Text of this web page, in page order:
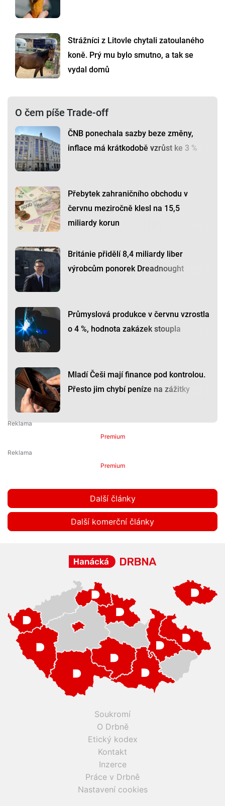
Strážníci z Litovle chytali zatoulaného
koně. Prý mu bylo smutno, a tak se
vydal domů
O čem píše Trade-off
ČNB ponechala sazby beze změny,
inflace má krátkodobě vzrůst ke 3 %
Přebytek zahraničního obchodu v
červnu meziročně klesl na 15,5
miliardy korun
Británie přidělí 8,4 miliardy liber
výrobcům ponorek Dreadnought
Průmyslová produkce v červnu vzrostla
o 4 %, hodnota zakázek stoupla
Mladí Češi mají finance pod kontrolou.
Přesto jim chybí peníze na zážitky
Premium
Premium
Další články
Další komerční články
Soukromí
O Drbně
Etický kodex
Kontakt
Inzerce
Práce v Drbně
Nastavení cookies